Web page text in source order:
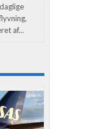
af...